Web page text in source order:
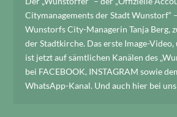
Citymanagements der Stadt Wunstorf“
Wunstorfs City-Managerin Tanja Berg,
der Stadtkirche. Das erste Image-Video,
ist jetzt auf sämtlichen Kanälen des
bei FACEBOOK, INSTAGRAM sowie
WhatsApp-Kanal. Und auch hier bei